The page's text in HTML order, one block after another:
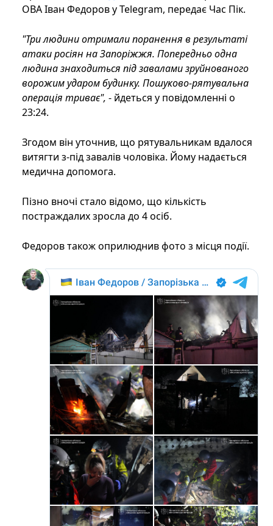
ОВА Іван Федоров у Telegram, передає Час Пік.
"Три людини отримали поранення в результаті
атаки росіян на Запоріжжя. Попередньо одна
людина знаходиться під завалами зруйнованого
ворожим ударом будинку. Пошуково-рятувальна
операція триває", - йдеться у повідомленні о
23:24.
Згодом він уточнив, що рятувальникам вдалося
витягти з-під завалів чоловіка. Йому надається
медична допомога.
Пізно вночі стало відомо, що кількість
постраждалих зросла до 4 осіб.
Федоров також оприлюднив фото з місця події.